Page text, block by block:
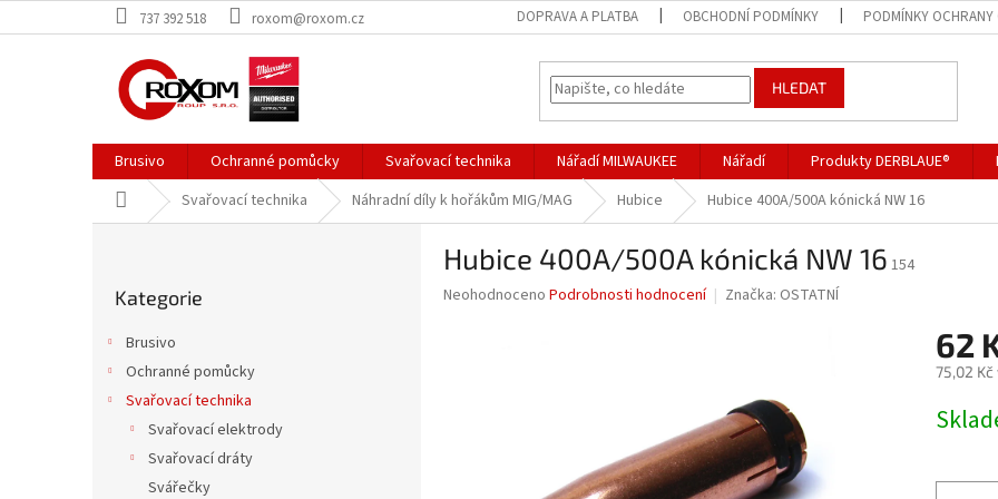
na
737 392 518 roxom@roxom.cz DOPRAVA A PLATBA OBCHODNÍ PODMÍNKY PODMÍNKY OCHRANY
HLEDAT
Brusivo Ochranné pomůcky Svařovací technika Nářadí MILWAUKEE Nářadí Produkty DERBLAUE®
Domů Svařovací technika Náhradní díly k hořákům MIG/MAG Hubice Hubice 400A/500A kónická NW 16
kategorie
Kategorie
Brusivo
Ochranné pomůcky
Svařovací technika
Svařovací elektrody
Svařovací dráty
Svářečky
Hubice 400A/500A kónická NW 16 154
Průměrné
Neohodnoceno Podrobnosti hodnocení Značka: OSTATNÍ
62
75,02 Kč
cena: